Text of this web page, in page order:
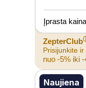
Įprasta kaina
ZepterClub
Prisijunkite ir
nuo -5% iki
Naujiena